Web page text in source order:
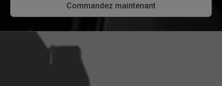
Commandez maintenant